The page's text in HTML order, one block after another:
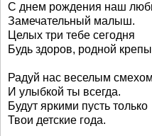
С днем рождения наш
Замечательный малыш.
Целых три тебе сегодня
Будь здоров, родной
Радуй нас веселым
И улыбкой ты всегда.
Будут яркими пусть только
Твои детские года.